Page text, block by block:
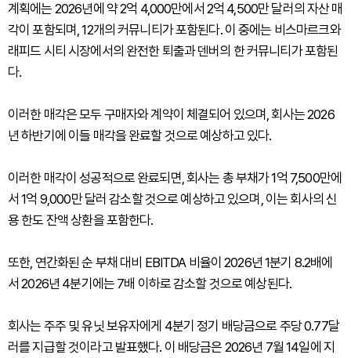
계획에는 2026년에 약 2억 4,000만에서 2억 4,500만 달러의 자산 매
각이 포함되며, 12개의 커뮤니티가 포함된다. 이 중에는 비스마르크와
래피드 시티 시장에서의 완전한 퇴출과 덴버의 한 커뮤니티가 포함된
다.
이러한 매각은 모두 구매자와 계약이 체결되어 있으며, 회사는 2026
년 하반기에 이들 매각을 완료할 것으로 예상하고 있다.
이러한 매각이 성공적으로 완료되면, 회사는 총 부채가 1억 7,500만에
서 1억 9,000만 달러 감소할 것으로 예상하고 있으며, 이는 회사의 신
용 한도 잔액 상환을 포함한다.
또한, 연간화된 순 부채 대비 EBITDA 비율이 2026년 1분기 8.2배에
서 2026년 4분기에는 7배 이하로 감소할 것으로 예상된다.
회사는 주주 및 유닛 보유자에게 4분기 정기 배당금으로 주당 0.77달
러를 지급할 것이라고 발표했다. 이 배당금은 2026년 7월 14일에 지